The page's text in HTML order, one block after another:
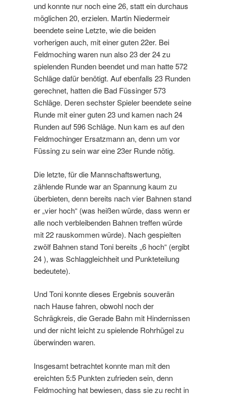
und konnte nur noch eine 26, statt ein durchaus
möglichen 20, erzielen. Martin Niedermeir
beendete seine Letzte, wie die beiden
vorherigen auch, mit einer guten 22er. Bei
Feldmoching waren nun also 23 der 24 zu
spielenden Runden beendet und man hatte 572
Schläge dafür benötigt. Auf ebenfalls 23 Runden
gerechnet, hatten die Bad Füssinger 573
Schläge. Deren sechster Spieler beendete seine
Runde mit einer guten 23 und kamen nach 24
Runden auf 596 Schläge. Nun kam es auf den
Feldmochinger Ersatzmann an, denn um vor
Füssing zu sein war eine 23er Runde nötig.
Die letzte, für die Mannschaftswertung,
zählende Runde war an Spannung kaum zu
überbieten, denn bereits nach vier Bahnen stand
er „vier hoch“ (was heißen würde, dass wenn er
alle noch verbleibenden Bahnen treffen würde
mit 22 rauskommen würde). Nach gespielten
zwölf Bahnen stand Toni bereits „6 hoch“ (ergibt
24 ), was Schlaggleichheit und Punkteteilung
bedeutete).
Und Toni konnte dieses Ergebnis souverän
nach Hause fahren, obwohl noch der
Schrägkreis, die Gerade Bahn mit Hindernissen
und der nicht leicht zu spielende Rohrhügel zu
überwinden waren.
Insgesamt betrachtet konnte man mit den
ereichten 5:5 Punkten zufrieden sein, denn
Feldmoching hat bewiesen, dass sie zu recht in